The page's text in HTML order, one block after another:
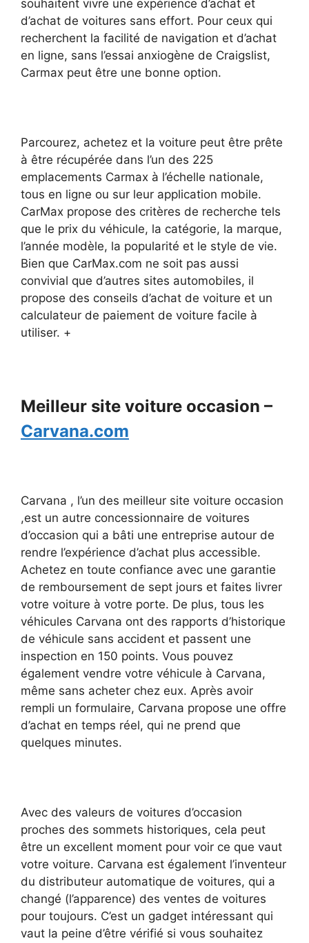
souhaitent vivre une expérience d’achat et
d’achat de voitures sans effort. Pour ceux qui
recherchent la facilité de navigation et d’achat
en ligne, sans l’essai anxiogène de Craigslist,
Carmax peut être une bonne option.
Parcourez, achetez et la voiture peut être prête
à être récupérée dans l’un des 225
emplacements Carmax à l’échelle nationale,
tous en ligne ou sur leur application mobile.
CarMax propose des critères de recherche tels
que le prix du véhicule, la catégorie, la marque,
l’année modèle, la popularité et le style de vie.
Bien que CarMax.com ne soit pas aussi
convivial que d’autres sites automobiles, il
propose des conseils d’achat de voiture et un
calculateur de paiement de voiture facile à
utiliser. +
Meilleur site voiture occasion –
Carvana.com
Carvana , l’un des meilleur site voiture occasion
,est un autre concessionnaire de voitures
d’occasion qui a bâti une entreprise autour de
rendre l’expérience d’achat plus accessible.
Achetez en toute confiance avec une garantie
de remboursement de sept jours et faites livrer
votre voiture à votre porte. De plus, tous les
véhicules Carvana ont des rapports d’historique
de véhicule sans accident et passent une
inspection en 150 points. Vous pouvez
également vendre votre véhicule à Carvana,
même sans acheter chez eux. Après avoir
rempli un formulaire, Carvana propose une offre
d’achat en temps réel, qui ne prend que
quelques minutes.
Avec des valeurs de voitures d’occasion
proches des sommets historiques, cela peut
être un excellent moment pour voir ce que vaut
votre voiture. Carvana est également l’inventeur
du distributeur automatique de voitures, qui a
changé (l’apparence) des ventes de voitures
pour toujours. C’est un gadget intéressant qui
vaut la peine d’être vérifié si vous souhaitez